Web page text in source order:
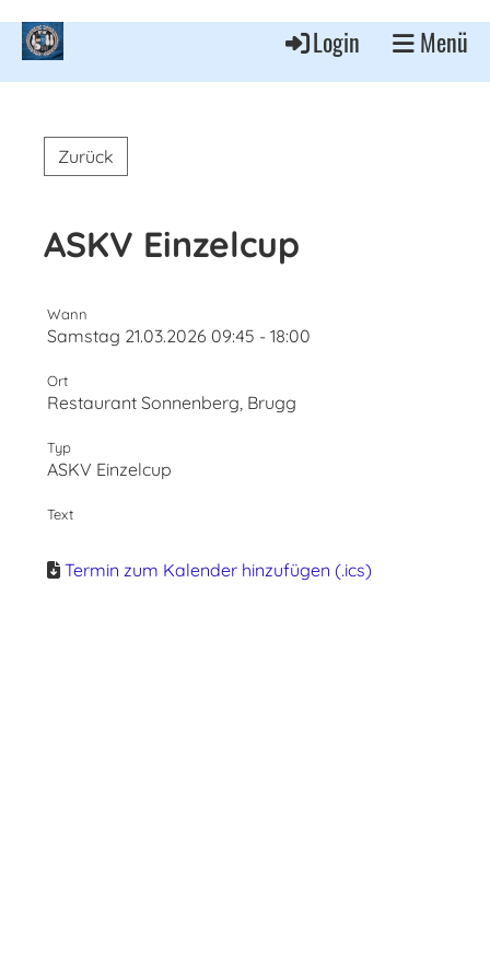
Login Menü
Zurück
ASKV Einzelcup
Wann
Samstag 21.03.2026 09:45 - 18:00
Ort
Restaurant Sonnenberg, Brugg
Typ
ASKV Einzelcup
Text
Termin zum Kalender hinzufügen (.ics)